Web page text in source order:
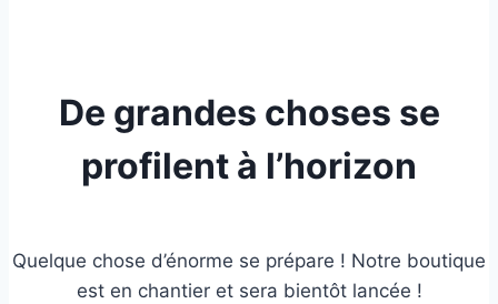
De grandes choses se
profilent à l’horizon
Quelque chose d’énorme se prépare ! Notre boutique
est en chantier et sera bientôt lancée !